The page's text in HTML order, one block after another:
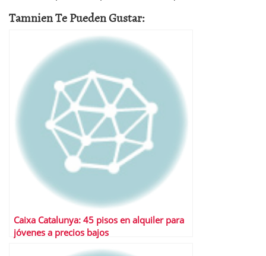
Tamnien Te Pueden Gustar:
Caixa Catalunya: 45 pisos en alquiler para
jóvenes a precios bajos